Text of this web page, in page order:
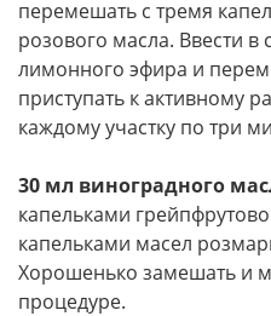
перемешать с тремя
розового масла. Ввести в
лимонного эфира и
приступать к активному
каждому участку по три
30 мл виноградного
капельками
капельками масел
Хорошенько замешать и
процедуре.